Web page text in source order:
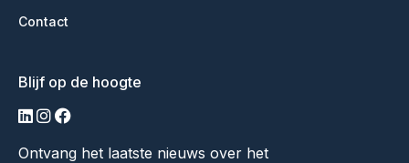
Contact
Blijf op de hoogte
linkedin
instagram
facebook
Ontvang het laatste nieuws over het